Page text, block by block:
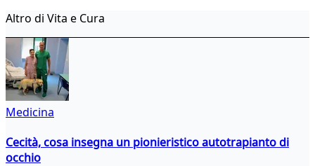
Altro di Vita e Cura
Medicina
Cecità, cosa insegna un pionieristico autotrapianto di
occhio